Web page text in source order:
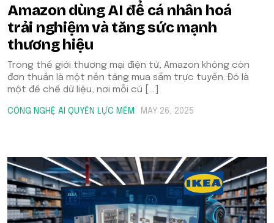
Amazon dùng AI để cá nhân hoá
trải nghiệm và tăng sức mạnh
thương hiệu
Trong thế giới thương mại điện tử, Amazon không còn
đơn thuần là một nền tảng mua sắm trực tuyến. Đó là
một đế chế dữ liệu, nơi mỗi cú […]
CÔNG NGHỆ AI QUYỀN LỰC MỀM MAY 26, 2025